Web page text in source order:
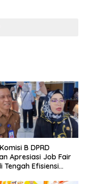
B DPRD
Apresiasi Job Fair
Tengah Efisiensi